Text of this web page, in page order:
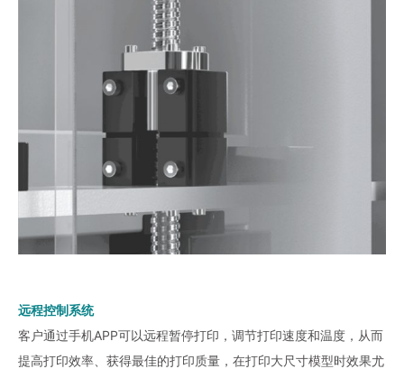
远程控制系统
客户通过手机APP可以远程暂停打印，调节打印速度和温度，从而
提高打印效率、获得最佳的打印质量，在打印大尺寸模型时效果尤